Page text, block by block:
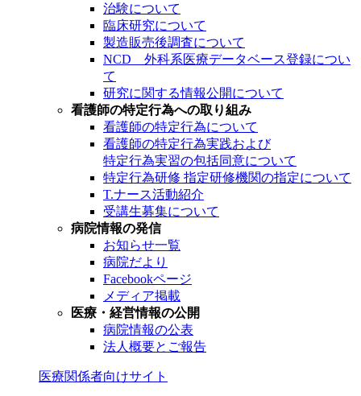
治験について
臨床研究について
製造販売後調査について
NCD 外科系医療データベース登録につい
て
研究に関する情報公開について
看護師の特定行為への取り組み
看護師の特定行為について
看護師の特定行為実践および
特定行為実習の包括同意について
特定行為研修 指定研修機関の指定について
T.ナース活動紹介
受講生募集について
病院情報の発信
お知らせ一覧
病院だより
Facebookページ
メディア掲載
医療・経営情報の公開
病院情報の公表
法人概要とご報告
医療関係者向けサイト